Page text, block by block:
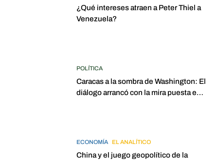
¿Qué intereses atraen a Peter Thiel a
Venezuela?
POLÍTICA
Caracas a la sombra de Washington: El
diálogo arrancó con la mira puesta en
ECONOMÍA EL ANALÍTICO
China y el juego geopolítico de la